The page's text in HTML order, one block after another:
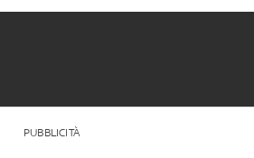
PUBBLICITÀ